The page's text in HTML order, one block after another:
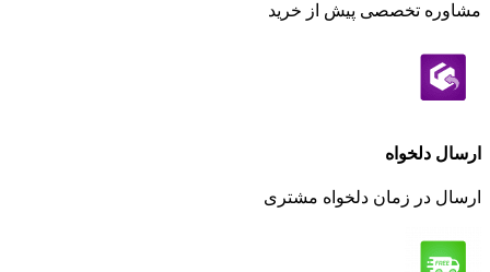
تخصصی پیش از خرید
دلخواه
در زمان دلخواه مشتری